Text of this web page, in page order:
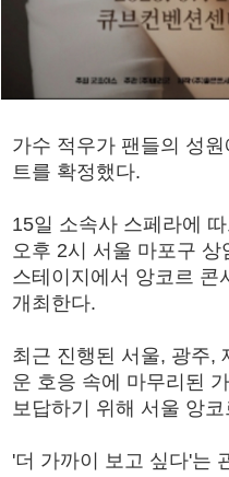
가수 적우가 팬들의 성
트를 확정했다.
15일 소속사 스페라에
오후 2시 서울 마포구
스테이지에서 앙코르 콘
개최한다.
최근 진행된 서울, 광주,
운 호응 속에 마무리된
보답하기 위해 서울 앙
'더 가까이 보고 싶다'는